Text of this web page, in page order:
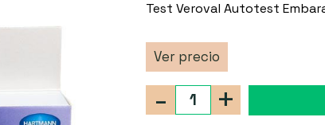
Test Veroval Autotest
Ver precio
+
-